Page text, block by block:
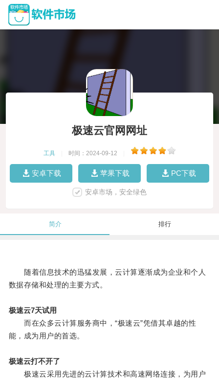
极速云官网网址
工具 时间：2024-09-12
安卓下载 苹果下载 PC下载
安卓市场，安全绿色
简介 排行
随着信息技术的迅猛发展，云计算逐渐成为企业和个人
数据存储和处理的主要方式。
极速云7天试用
而在众多云计算服务商中，“极速云”凭借其卓越的性
能，成为用户的首选。
极速云打不开了
极速云采用先进的云计算技术和高速网络连接，为用户